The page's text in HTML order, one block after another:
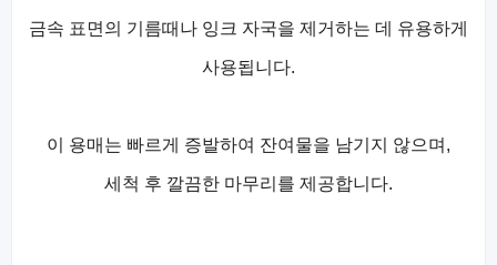
금속 표면의 기름때나 잉크 자국을 제거하는 데 유용하게
사용됩니다.
이 용매는 빠르게 증발하여 잔여물을 남기지 않으며,
세척 후 깔끔한 마무리를 제공합니다.